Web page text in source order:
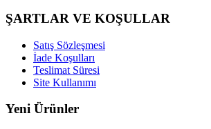
ŞARTLAR VE KOŞULLAR
Satış Sözleşmesi
İade Koşulları
Teslimat Süresi
Site Kullanımı
Yeni Ürünler